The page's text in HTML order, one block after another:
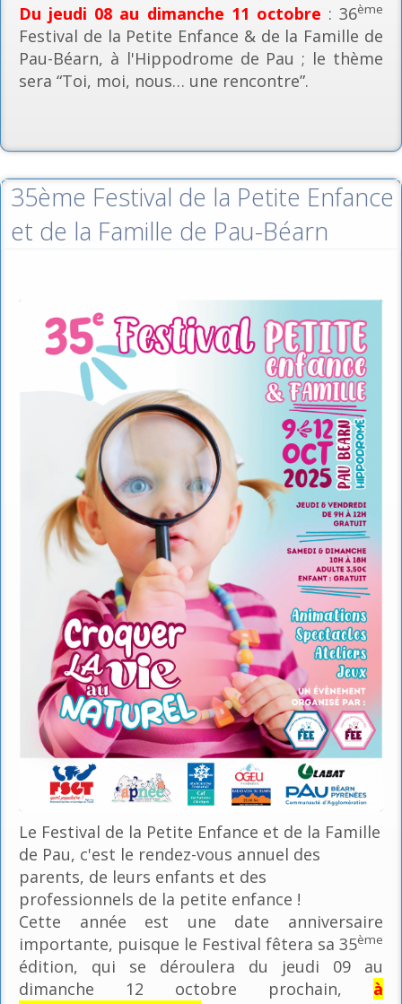
Du jeudi 08 au dimanche 11 octobre : 36ème
Festival de la Petite Enfance & de la Famille de
Pau-Béarn, à l'Hippodrome de Pau ; le thème
sera “Toi, moi, nous… une rencontre”.
35ème Festival de la Petite Enfance
et de la Famille de Pau-Béarn
Le Festival de la Petite Enfance et de la Famille
de Pau, c'est le rendez-vous annuel des
parents, de leurs enfants et des
professionnels de la petite enfance !
Cette année est une date anniversaire
importante, puisque le Festival fêtera sa 35ème
édition, qui se déroulera du jeudi 09 au
dimanche 12 octobre prochain, à